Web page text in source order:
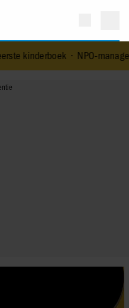
•NPO-manager Menno de